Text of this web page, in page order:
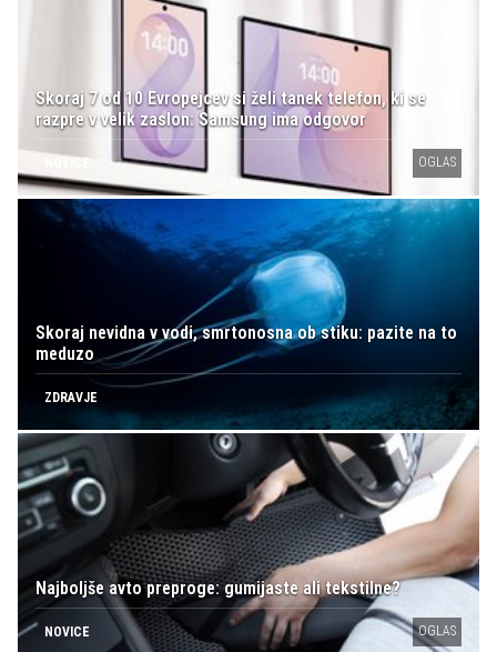
Skoraj 7 od 10 Evropejcev si želi tanek telefon, ki se
razpre v velik zaslon: Samsung ima odgovor
OGLAS
Skoraj nevidna v vodi, smrtonosna ob stiku: pazite na to
meduzo
ZDRAVJE
Najboljše avto preproge: gumijaste ali tekstilne?
NOVICE OGLAS